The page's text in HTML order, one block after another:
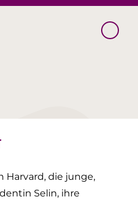
Harvard, die junge,
Selin, ihre